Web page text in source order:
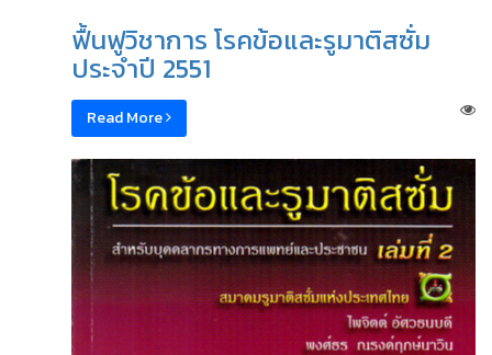
ฟื้นฟูวิชาการ โรคข้อและรูมาติสซั่ม
ประจำปี 2551
Read More